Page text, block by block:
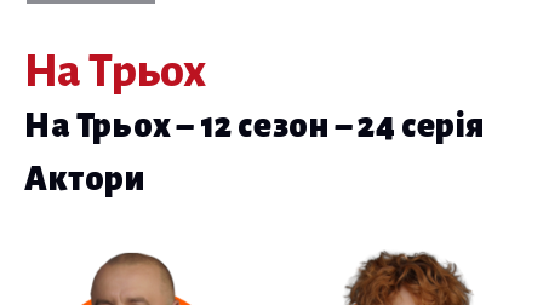
На Трьох
На Трьох – 12 сезон – 24 серія
Актори